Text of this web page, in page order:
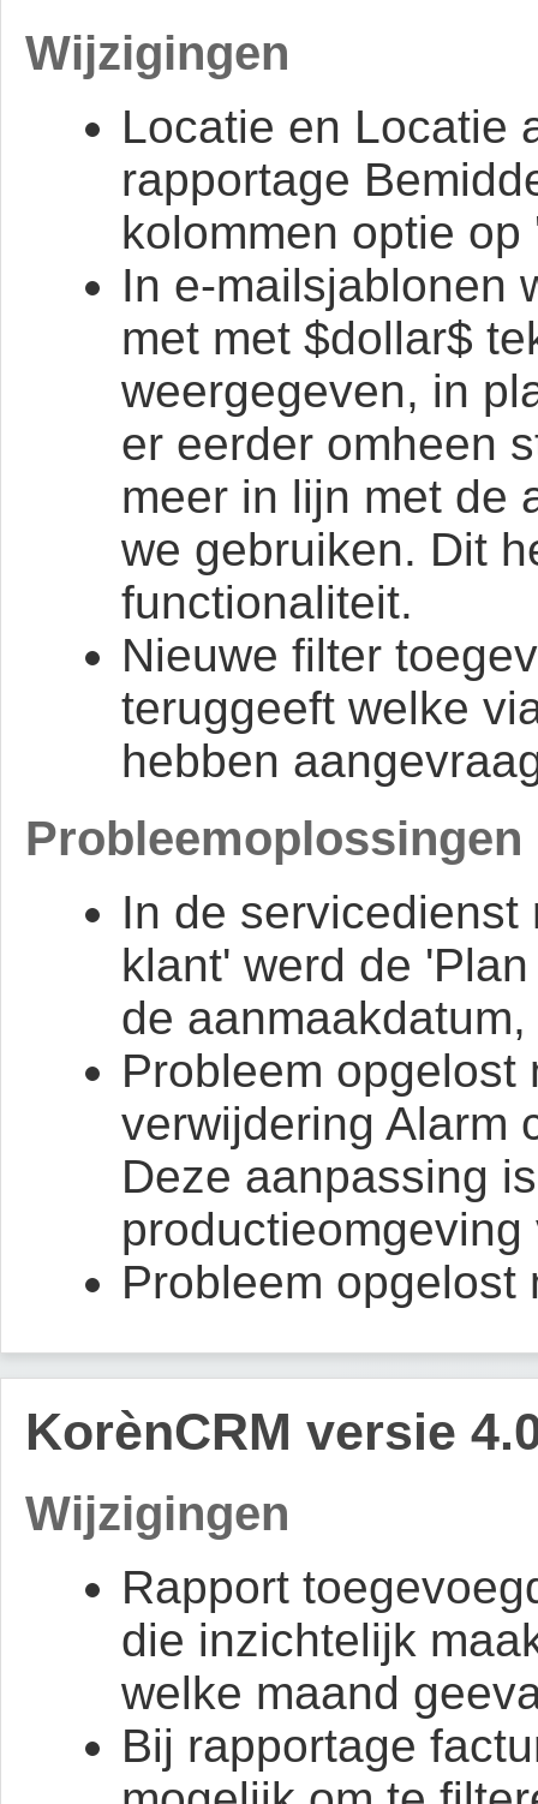
Wijzigingen
Locatie en Locatie
rapportage
kolommen optie op
In e-mailsjablonen
met met $dollar$
weergegeven, in
er eerder omheen
meer in lijn met de
we gebruiken. Dit
functionaliteit.
Nieuwe filter
teruggeeft welke
hebben
Probleemoplossingen
In de
klant' werd de
de
Probleem opgelost
verwijdering Alarm
Deze aanpassing
productieomgeving
Probleem opgelost
KorènCRM versie
Wijzigingen
Rapport
die inzichtelijk
welke maand
Bij rapportage